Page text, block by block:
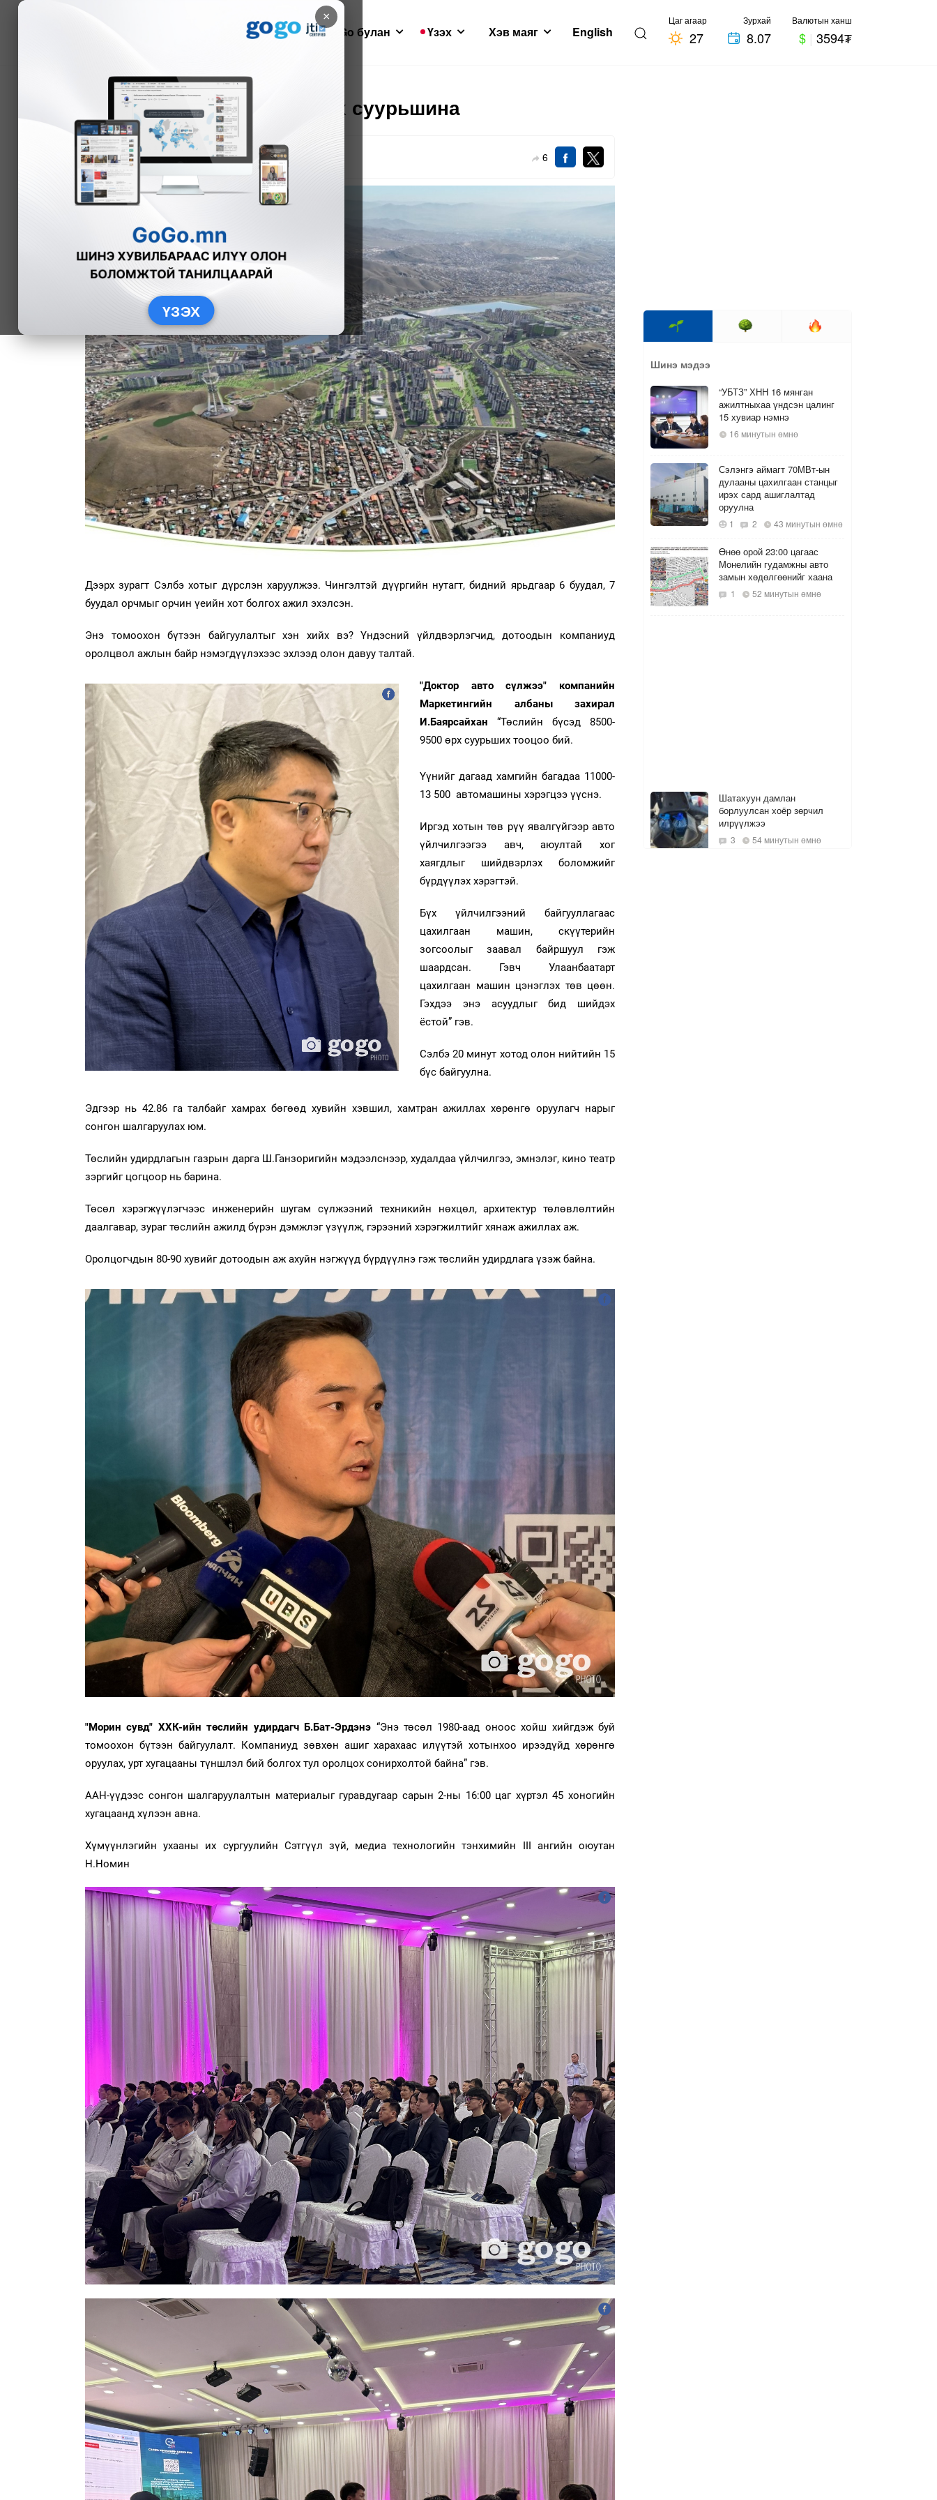
×
ҮЗЭХ
Мэдээ GoGo булан Үзэх Хэв маяг English
Цаг агаар
27
Зурхай
8.07
Валютын ханш
$ | 3594₮
Сэлбэ хотод 8500-9500 өрх суурьшина
Нийгэм 2026-01-16 6
Дээрх зурагт Сэлбэ хотыг дүрслэн харуулжээ. Чингэлтэй дүүргийн нутагт, бидний ярьдгаар 6 буудал, 7
буудал орчмыг орчин үеийн хот болгох ажил эхэлсэн.
Энэ томоохон бүтээн байгуулалтыг хэн хийх вэ? Үндэсний үйлдвэрлэгчид, дотоодын компаниуд
оролцвол ажлын байр нэмэгдүүлэхээс эхлээд олон давуу талтай.
"Доктор авто сүлжээ" компанийн
Маркетингийн албаны захирал
И.Баярсайхан “Төслийн бүсэд 8500-
9500 өрх суурьших тооцоо бий.
Үүнийг дагаад хамгийн багадаа 11000-
13 500 автомашины хэрэгцээ үүснэ.
Иргэд хотын төв рүү явалгүйгээр авто
үйлчилгээгээ авч, аюултай хог
хаягдлыг шийдвэрлэх боломжийг
бүрдүүлэх хэрэгтэй.
Бүх үйлчилгээний байгууллагаас
цахилгаан машин, скүүтерийн
зогсоолыг заавал байршуул гэж
шаардсан. Гэвч Улаанбаатарт
цахилгаан машин цэнэглэх төв цөөн.
Гэхдээ энэ асуудлыг бид шийдэх
ёстой” гэв.
Сэлбэ 20 минут хотод олон нийтийн 15
бүс байгуулна.
Эдгээр нь 42.86 га талбайг хамрах бөгөөд хувийн хэвшил, хамтран ажиллах хөрөнгө оруулагч нарыг
сонгон шалгаруулах юм.
Төслийн удирдлагын газрын дарга Ш.Ганзоригийн мэдээлснээр, худалдаа үйлчилгээ, эмнэлэг, кино театр
зэргийг цогцоор нь барина.
Төсөл хэрэгжүүлэгчээс инженерийн шугам сүлжээний техникийн нөхцөл, архитектур төлөвлөлтийн
даалгавар, зураг төслийн ажилд бүрэн дэмжлэг үзүүлж, гэрээний хэрэгжилтийг хянаж ажиллах аж.
Оролцогчдын 80-90 хувийг дотоодын аж ахуйн нэгжүүд бүрдүүлнэ гэж төслийн удирдлага үзэж байна.
"Морин сувд" ХХК-ийн төслийн удирдагч Б.Бат-Эрдэнэ “Энэ төсөл 1980-аад оноос хойш хийгдэж буй
томоохон бүтээн байгуулалт. Компаниуд зөвхөн ашиг харахаас илүүтэй хотынхоо ирээдүйд хөрөнгө
оруулах, урт хугацааны түншлэл бий болгох тул оролцох сонирхолтой байна” гэв.
ААН-үүдээс сонгон шалгаруулалтын материалыг гуравдугаар сарын 2-ны 16:00 цаг хүртэл 45 хоногийн
хугацаанд хүлээн авна.
Хүмүүнлэгийн ухааны их сургуулийн Сэтгүүл зүй, медиа технологийн тэнхимийн III ангийн оюутан
Н.Номин
Шинэ мэдээ
“УБТЗ” ХНН 16 мянган
ажилтныхаа үндсэн цалинг
15 хувиар нэмнэ
16 минутын өмнө
Сэлэнгэ аймагт 70МВт-ын
дулааны цахилгаан станцыг
ирэх сард ашиглалтад
оруулна
1 2 43 минутын өмнө
Өнөө орой 23:00 цагаас
Монелийн гудамжны авто
замын хөдөлгөөнийг хаана
1 52 минутын өмнө
Шатахуун дамлан
борлуулсан хоёр зөрчил
илрүүлжээ
3 54 минутын өмнө